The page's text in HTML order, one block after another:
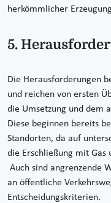
herkömmlicher
5.
Die Herausforderungen
und reichen von ersten
die Umsetzung und dem
Diese beginnen bereits
Standorten, da auf
die Erschließung mit Gas
Auch sind angrenzende
an öffentliche
Entscheidungskriterien.